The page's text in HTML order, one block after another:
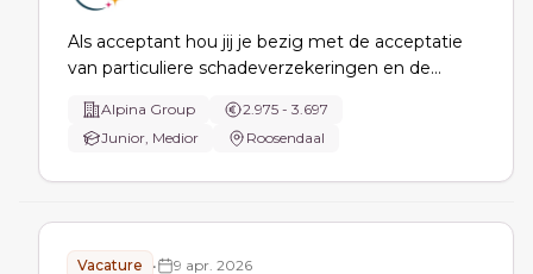
Als acceptant hou jij je bezig met de acceptatie
van particuliere schadeverzekeringen en de
volmacht.
Alpina Group
2.975 - 3.697
Junior, Medior
Roosendaal
Vacature • 9 apr. 2026